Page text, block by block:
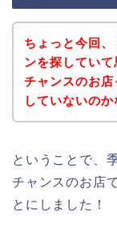
ちょっと今回
ンを探してい
チャンスのお
していないのか
ということで、
チャンスのお店
とにしました！